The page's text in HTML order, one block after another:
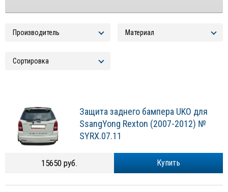
Защита заднего бампера UKO для
SsangYong Rexton (2007-2012) №
SYRX.07.11
Купить
15650 руб.